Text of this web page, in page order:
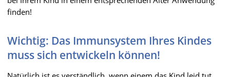
finden!
Wichtig: Das Immunsystem Ihres Kindes
muss sich entwickeln können!